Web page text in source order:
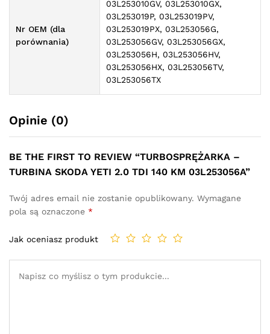
Nr OEM (dla
porównania)
03L253010GV, 03L253010GX,
03L253019P, 03L253019PV,
03L253019PX, 03L253056G,
03L253056GV, 03L253056GX,
03L253056H, 03L253056HV,
03L253056HX, 03L253056TV,
03L253056TX
Opinie (0)
BE THE FIRST TO REVIEW “TURBOSPRĘŻARKA –
TURBINA SKODA YETI 2.0 TDI 140 KM 03L253056A”
Twój adres email nie zostanie opublikowany. Wymagane
pola są oznaczone *
Jak oceniasz produkt